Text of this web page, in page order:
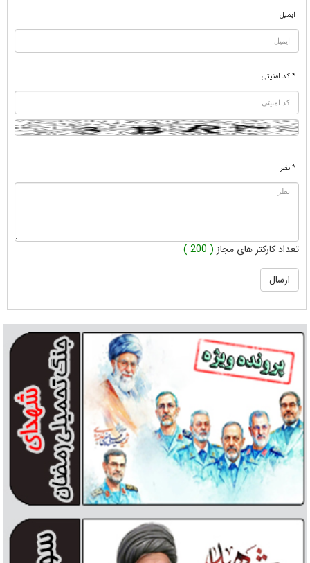
ایمیل
* کد امنیتی
* نظر
تعداد کارکتر های مجاز ( 200 )